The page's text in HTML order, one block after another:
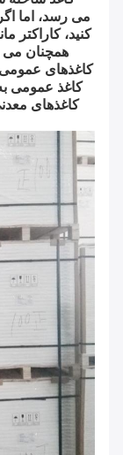
می رسد، اما
کنید، کاراکتر
همچنان می
کاغذهای عمومی
کاغذ عمومی
کاغذهای